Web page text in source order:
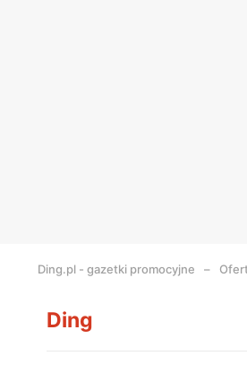
Ding.pl - gazetki promocyjne
Ding